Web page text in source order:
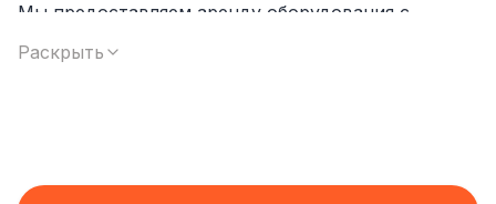
Мы предоставляем аренду оборудования с
качество и безопасность. Организуйте настоящий
Раскрыть